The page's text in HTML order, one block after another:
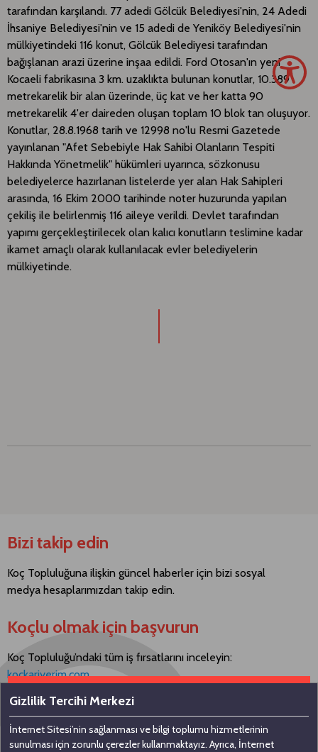
tarafından karşılandı. 77 adedi Gölcük Belediyesi'nin, 24 Adedi
İhsaniye Belediyesi'nin ve 15 adedi de Yeniköy Belediyesi'nin
mülkiyetindeki 116 konut, Gölcük Belediyesi tarafından
bağışlanan arazi üzerine inşaa edildi. Ford Otosan'ın yeni
Kocaeli fabrikasına 3 km. uzaklıkta bulunan konutlar, 10.389
metrekarelik bir alan üzerinde, üç kat ve her katta 90
metrekarelik 4'er daireden oluşan toplam 10 blok tan oluşuyor.
Konutlar, 28.8.1968 tarih ve 12998 no'lu Resmi Gazetede
yayınlanan "Afet Sebebiyle Hak Sahibi Olanların Tespiti
Hakkında Yönetmelik" hükümleri uyarınca, sözkonusu
belediyelerce hazırlanan listelerde yer alan Hak Sahipleri
arasında, 16 Ekim 2000 tarihinde noter huzurunda yapılan
çekiliş ile belirlenmiş 116 aileye verildi. Devlet tarafından
yapımı gerçekleştirilecek olan kalıcı konutların teslimine kadar
ikamet amaçlı olarak kullanılacak evler belediyelerin
mülkiyetinde.
Bizi takip edin
Koç Topluluğuna ilişkin güncel haberler için bizi sosyal
medya hesaplarımızdan takip edin.
Koçlu olmak için başvurun
Koç Topluluğu’ndaki tüm iş fırsatlarını inceleyin:
kockariyerim.com
Bizimle iletişime geçin
Gizlilik Tercihi Merkezi
İnternet Sitesi’nin sağlanması ve bilgi toplumu hizmetlerinin
sunulması için zorunlu çerezler kullanmaktayız. Ayrıca, İnternet